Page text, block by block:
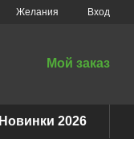
Желания Вход
Мой заказ
Новинки 2026